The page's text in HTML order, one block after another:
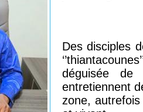
Des disciples
déguisée de
entretiennent
zone,